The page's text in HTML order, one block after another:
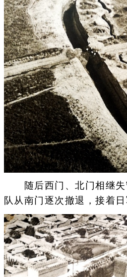
随后西门、北门相继失
队从南门逐次撤退，接着日